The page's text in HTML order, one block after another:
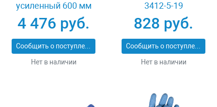
усиленный 600 мм
Stayer PROFI 3318-60
4 476 руб.
Сообщить о поступлении
Нет в наличии
3412-5-19
828 руб.
Сообщить о поступлении
Нет в наличии